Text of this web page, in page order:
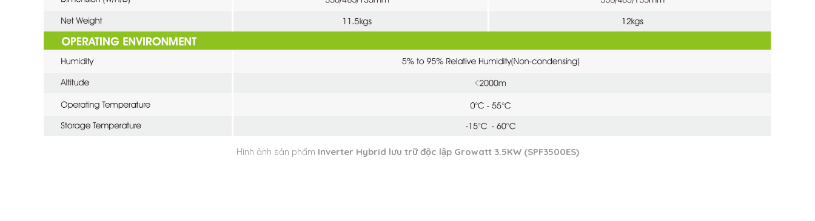
Hình ảnh sản phẩm Inverter Hybrid lưu trữ độc lập Growatt 3.5KW (SPF3500ES)